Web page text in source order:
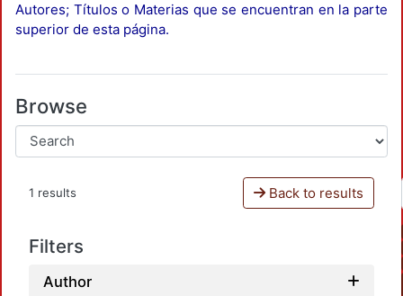
Autores; Títulos o Materias que se encuentran en la parte
superior de esta página.
Browse
1 results Back to results
Filters
Author